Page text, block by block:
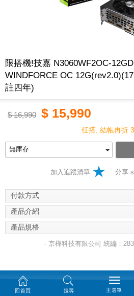
限搭機!技嘉 N3060WF2OC-
WINDFORCE OC
註四年)
$16,990 $ 15,990
任搭, 結帳再折
加入追蹤清單 分享
付款方式
產品介紹
產品規格
- 京樺科技有限公司 統編：
回首頁 搜尋 主選單